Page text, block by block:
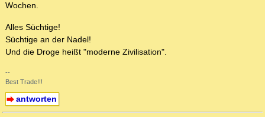
Wochen.
Alles Süchtige!
Süchtige an der Nadel!
Und die Droge heißt "moderne Zivilisation".
--
Best Trade!!!
antworten